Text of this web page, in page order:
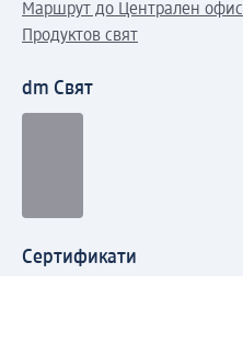
Маршрут до Централен офис
Продуктов свят
dm Свят
Сертификати